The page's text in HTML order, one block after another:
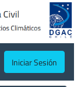
Iniciar Sesión